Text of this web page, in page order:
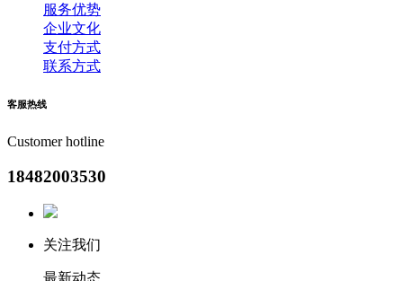
服务优势
企业文化
支付方式
联系方式
客服热线
Customer hotline
18482003530
关注我们
最新动态